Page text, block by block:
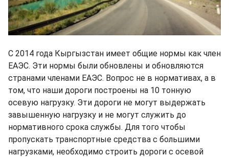
С 2014 года Кыргызстан имеет общие нормы как член
ЕАЭС. Эти нормы были обновлены и обновляются
странами членами ЕАЭС. Вопрос не в нормативах, а в
том, что наши дороги построены на 10 тонную
осевую нагрузку. Эти дороги не могут выдержать
завышенную нагрузку и не могут служить до
нормативного срока службы. Для того чтобы
пропускать транспортные средства с большими
нагрузками, необходимо строить дороги с осевой